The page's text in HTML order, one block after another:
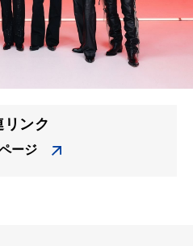
リンク
ージ